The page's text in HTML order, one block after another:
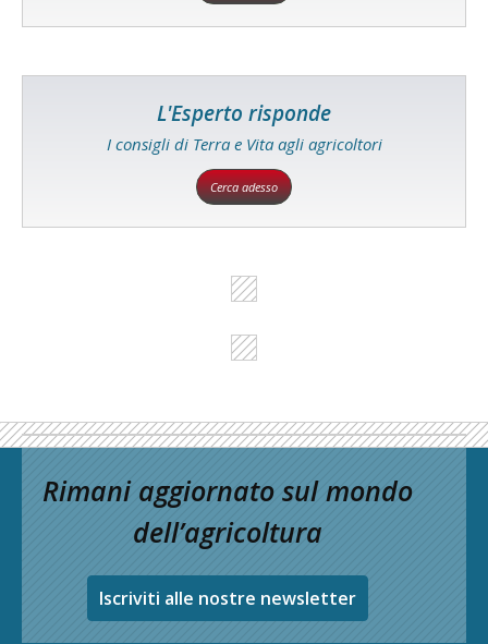
L'Esperto risponde
I consigli di Terra e Vita agli agricoltori
Cerca adesso
Rimani aggiornato sul mondo
dell’agricoltura
Iscriviti alle nostre newsletter